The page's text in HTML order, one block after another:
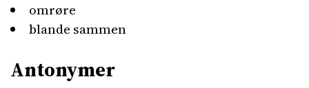
omrøre
blande sammen
Antonymer